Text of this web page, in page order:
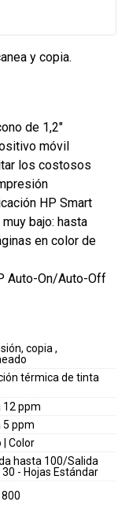
y copia.
de 1,2"
móvil
los costosos
HP Smart
bajo: hasta
en color de
Auto-On/Auto-Off
copia ,
térmica de tinta
12 ppm
5 ppm
| Color
hasta 100/Salida
30 - Hojas Estándar